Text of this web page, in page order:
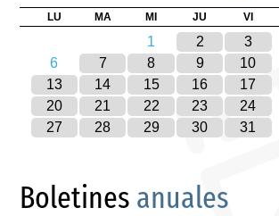
LU MA MI JU VI
1 2 3
6
7 8 9 10
13
14 15 16 17
20
21 22 23 24
27
28 29 30 31
Boletines anuales